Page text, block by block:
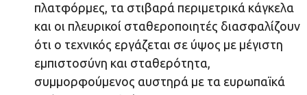
πλατφόρμες, τα στιβαρά περιμετρικά κάγκελα
και οι πλευρικοί σταθεροποιητές διασφαλίζουν
ότι ο τεχνικός εργάζεται σε ύψος με μέγιστη
εμπιστοσύνη και σταθερότητα,
συμμορφούμενος αυστηρά με τα ευρωπαϊκά